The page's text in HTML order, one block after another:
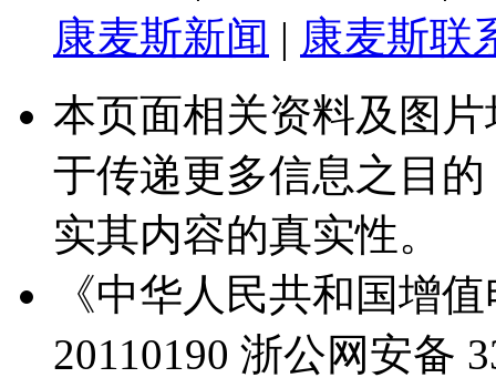
康麦斯新闻 | 康麦斯联
本页面相关资料及图
于传递更多信息之目
实其内容的真实性。
《中华人民共和国增
20110190 浙公网安备